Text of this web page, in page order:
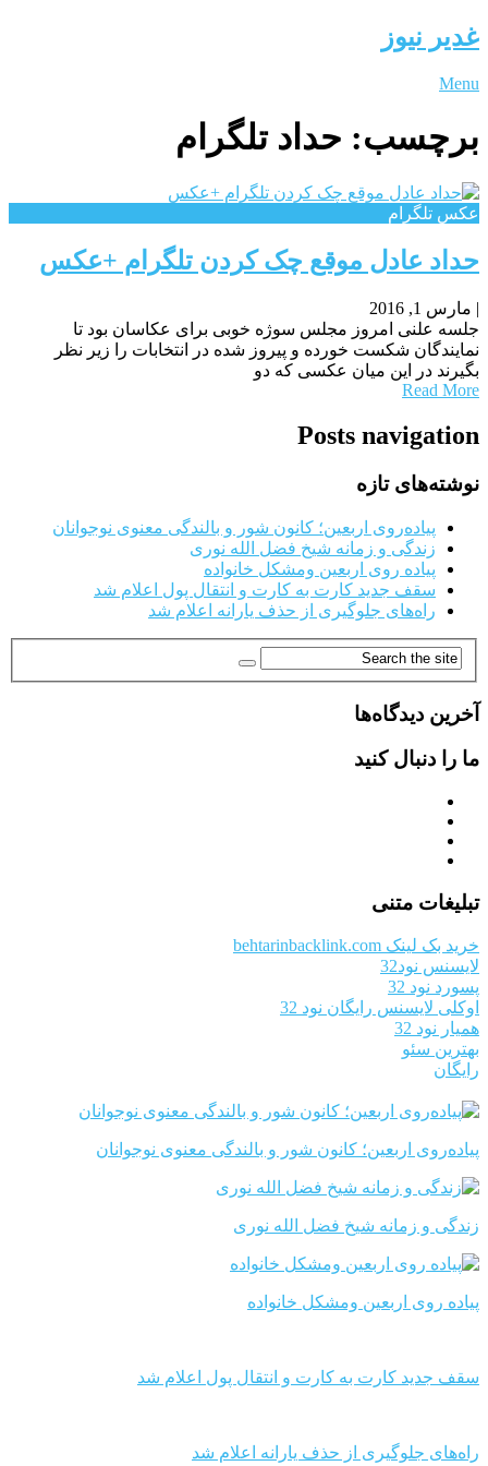
غدیر نیوز
Menu
برچسب: حداد تلگرام
عکس تلگرام
حداد عادل موقع چک کردن تلگرام +عکس
| مارس 1, 2016
جلسه علنی امروز مجلس سوژه خوبی برای عکاسان بود تا
نمایندگان شکست خورده و پیروز شده در انتخابات را زیر نظر
بگیرند در این میان عکسی که دو
Read More
Posts navigation
نوشته‌های تازه
پیاده‌روی اربعین؛ کانون شور و بالندگی معنوی نوجوانان
زندگی و زمانه شیخ فضل الله نوری
پیاده روی اربعین ومشکل خانواده
سقف جدید کارت به کارت و انتقال پول اعلام شد
راه‌های جلوگیری از حذف یارانه اعلام شد
آخرین دیدگاه‌ها
ما را دنبال کنید
تبلیغات متنی
خرید بک لینک behtarinbacklink.com
لایسنس نود32
پسورد نود 32
اوکلی لایسنس رایگان نود 32
همیار نود 32
بهترین سئو
رایگان
پیاده‌روی اربعین؛ کانون شور و بالندگی معنوی نوجوانان
زندگی و زمانه شیخ فضل الله نوری
پیاده روی اربعین ومشکل خانواده
سقف جدید کارت به کارت و انتقال پول اعلام شد
راه‌های جلوگیری از حذف یارانه اعلام شد